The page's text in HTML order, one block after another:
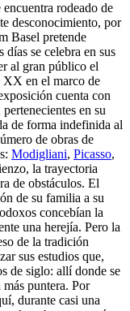
rodeado de
desconocimiento, por
Basel pretende
días se celebra en sus
al gran público el
XX en el marco de
cuenta con
en su
de forma indefinida al
de obras de
Modigliani, Picasso,
la trayectoria
de obstáculos. El
de su familia a su
concebían la
una herejía. Pero la
de la tradición
sus estudios que,
de siglo: allí donde se
puntera. Por
durante casi una